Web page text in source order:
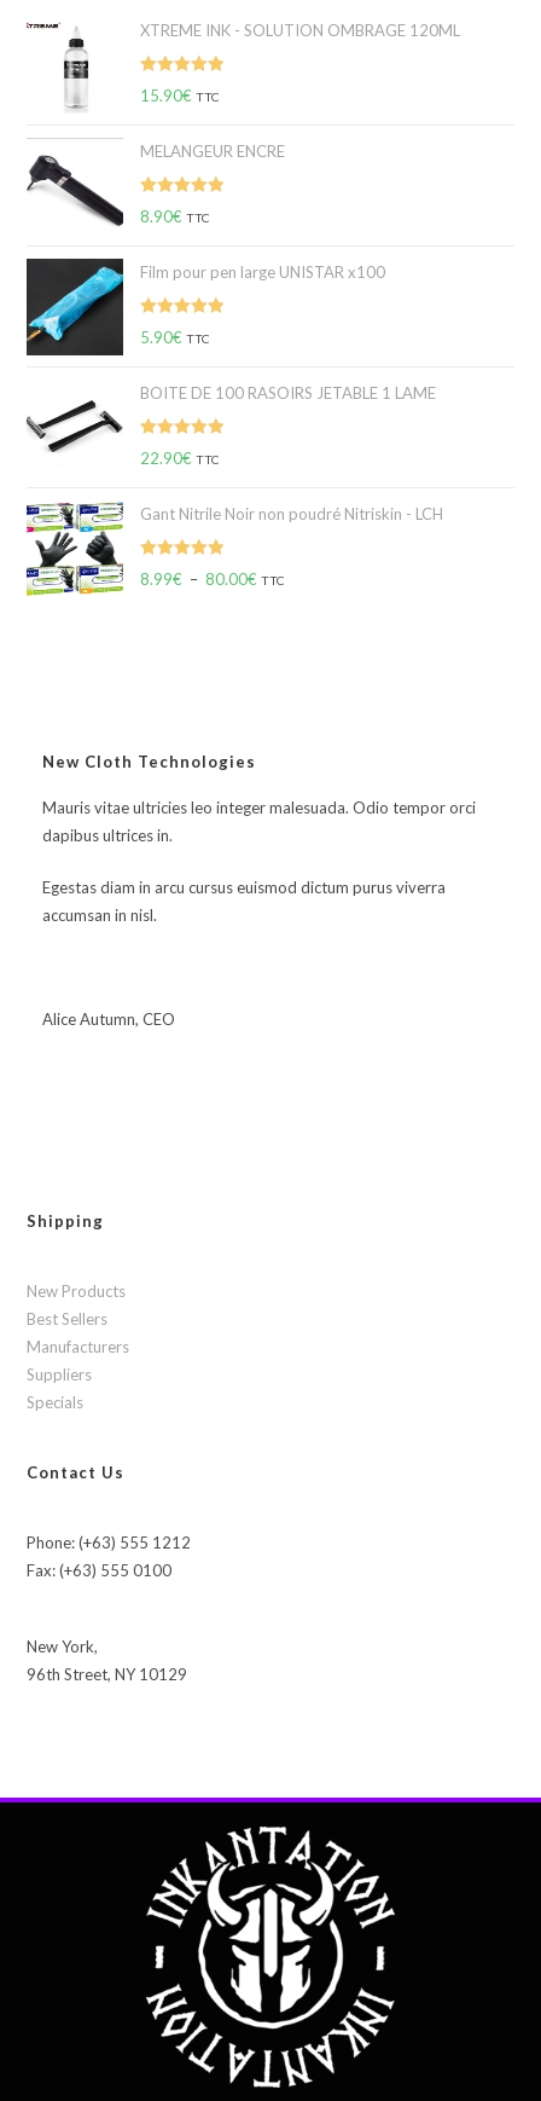
XTREME INK - SOLUTION OMBRAGE 120ML
Note5.00
15.90€ TTC
MELANGEUR ENCRE
Note5.00
8.90€ TTC
Film pour pen large UNISTAR x100
Note5.00
5.90€ TTC
BOITE DE 100 RASOIRS JETABLE 1 LAME
Note5.00
22.90€ TTC
Gant Nitrile Noir non poudré Nitriskin - LCH
Note5.00
8.99€ – 80.00€ TTC
New Cloth Technologies
Mauris vitae ultricies leo integer malesuada. Odio tempor orci
dapibus ultrices in.
Egestas diam in arcu cursus euismod dictum purus viverra
accumsan in nisl.
Alice Autumn, CEO
Shipping
New Products
Best Sellers
Manufacturers
Suppliers
Specials
Contact Us
Phone: (+63) 555 1212
Fax: (+63) 555 0100
New York,
96th Street, NY 10129